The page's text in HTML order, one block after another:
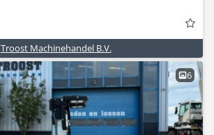
Troost Machinehandel B.V.
6